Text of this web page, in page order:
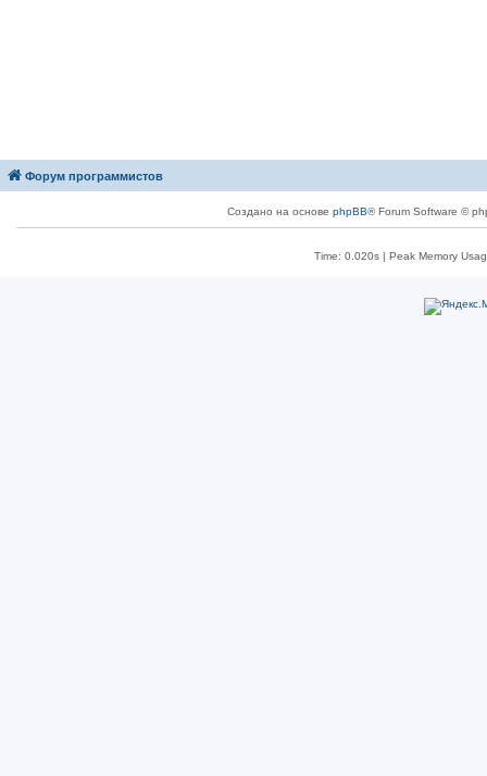
Форум программистов
Создано на основе phpBB® Forum Software ©
Time: 0.020s| Peak Memory